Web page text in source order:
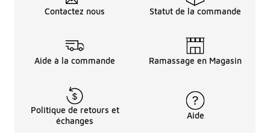
Contactez nous Statut de la commande
Aide à la commande Ramassage en Magasin
Politique de retours et
échanges
Aide